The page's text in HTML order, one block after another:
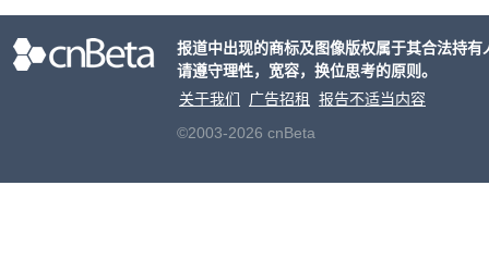
报道中出现的商标及图像版权属于其合法持
请遵守理性，宽容，换位思考的原则。
关于我们
广告招租
报告不适当内容
©2003-2026 cnBeta